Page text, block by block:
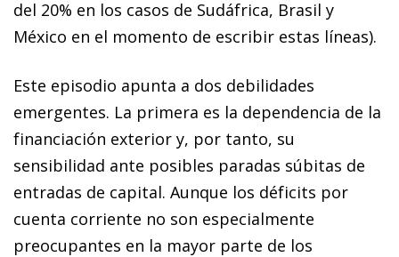
del 20% en los casos de Sudáfrica, Brasil y
México en el momento de escribir estas líneas).
Este episodio apunta a dos debilidades
emergentes. La pri­­mera es la dependencia de la
financiación exterior y, por tanto, su
sensibilidad ante posibles paradas súbitas de
entradas de capital. Aunque los déficits por
cuenta co­­rrien­­te no son especialmente
preocupantes en la mayor parte de los